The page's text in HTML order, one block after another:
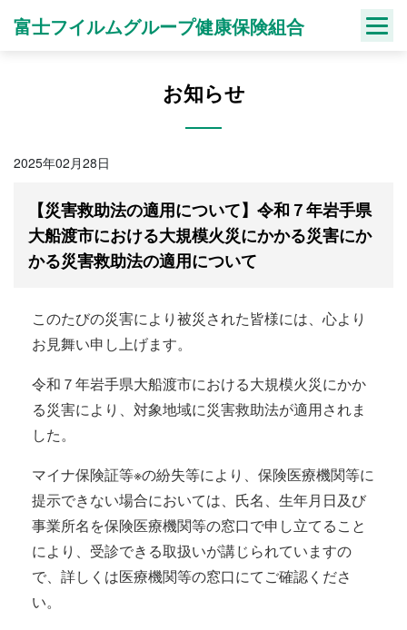
富士フイルムグループ健康保険組合
お知らせ
2025年02月28日
【災害救助法の適用について】令和７年岩手県
大船渡市における大規模火災にかかる災害にか
かる災害救助法の適用について
このたびの災害により被災された皆様には、心より
お見舞い申し上げます。
令和７年岩手県大船渡市における大規模火災にかか
る災害により、対象地域に災害救助法が適用されま
した。
マイナ保険証等※の紛失等により、保険医療機関等に
提示できない場合においては、氏名、生年月日及び
事業所名を保険医療機関等の窓口で申し立てること
により、受診できる取扱いが講じられていますの
で、詳しくは医療機関等の窓口にてご確認くださ
い。